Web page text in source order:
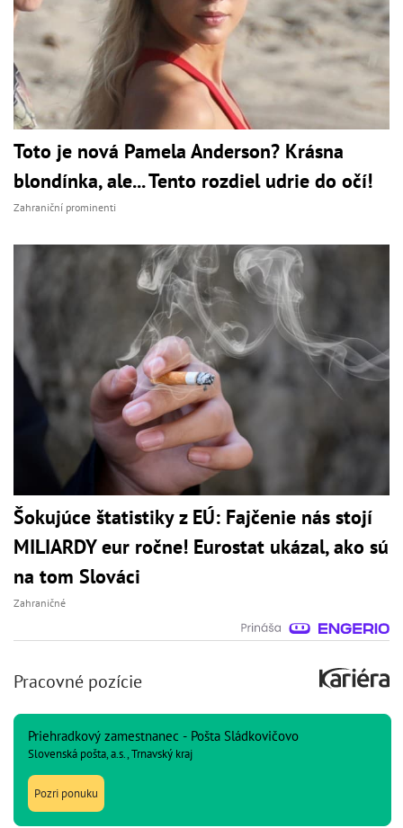
Toto je nová Pamela Anderson? Krásna
blondínka, ale... Tento rozdiel udrie do očí!
Zahraniční prominenti
Šokujúce štatistiky z EÚ: Fajčenie nás stojí
MILIARDY eur ročne! Eurostat ukázal, ako sú
na tom Slováci
Zahraničné
Pracovné pozície
Priehradkový zamestnanec - Pošta Sládkovičovo
Slovenská pošta, a.s., Trnavský kraj
Pozri ponuku